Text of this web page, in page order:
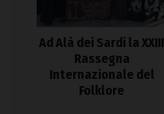
Ad Alà dei Sardi la XXIII
Rassegna
Internazionale del
Folklore